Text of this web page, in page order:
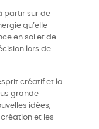
partir sur de
qu’elle
en soi et de
lors de
créatif et la
grande
idées,
et les